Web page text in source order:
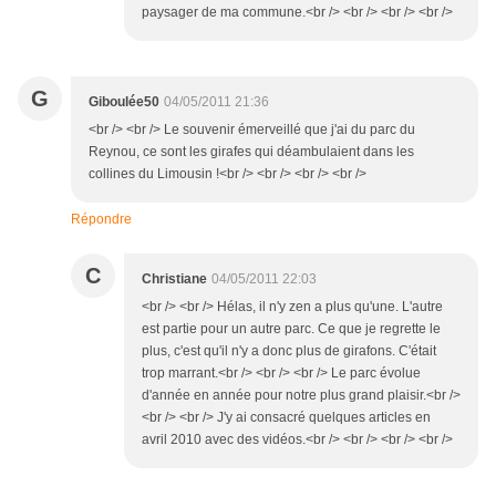
paysager de ma commune.<br /> <br /> <br /> <br />
G Giboulée50 04/05/2011 21:36
<br /> <br /> Le souvenir émerveillé que j'ai du parc du
Reynou, ce sont les girafes qui déambulaient dans les
collines du Limousin !<br /> <br /> <br /> <br />
Répondre
C Christiane 04/05/2011 22:03
<br /> <br /> Hélas, il n'y zen a plus qu'une. L'autre
est partie pour un autre parc. Ce que je regrette le
plus, c'est qu'il n'y a donc plus de girafons. C'était
trop marrant.<br /> <br /> <br /> Le parc évolue
d'année en année pour notre plus grand plaisir.<br />
<br /> <br /> J'y ai consacré quelques articles en
avril 2010 avec des vidéos.<br /> <br /> <br /> <br />